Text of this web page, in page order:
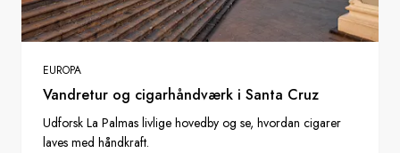
EUROPA
Vandretur og cigarhåndværk i Santa Cruz
Udforsk La Palmas livlige hovedby og se, hvordan cigarer
laves med håndkraft.